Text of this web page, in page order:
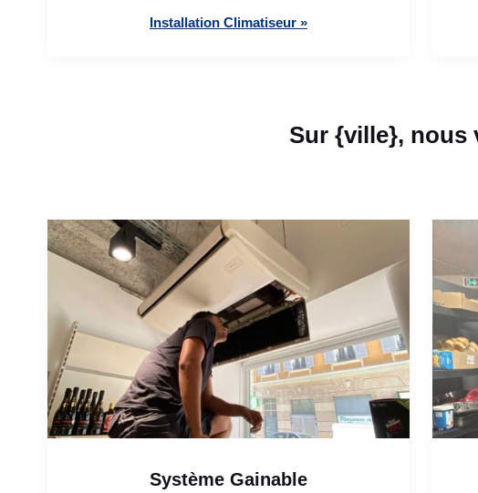
Installation Climatiseur »
Sur {ville}, nous
Système Gainable